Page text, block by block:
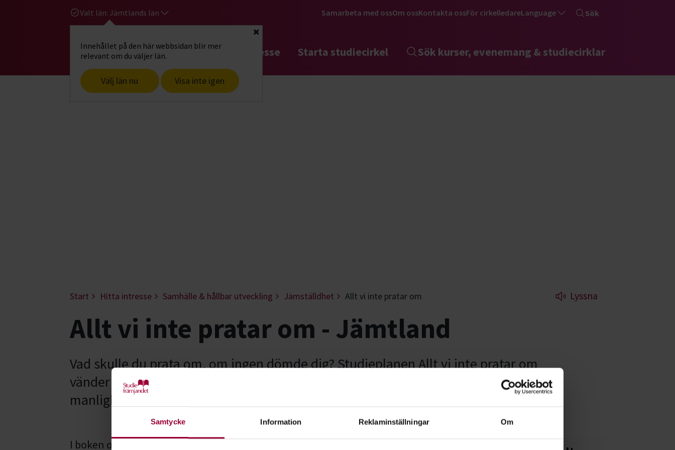
Samtycke Information Reklaminställningar Om
Valt län: Jämtlands län
Innehållet på den här webbsidan blir mer
relevant om du väljer län.
Välj län nu Visa inte igen
Stäng
Samarbeta med ossOm ossKontakta ossFör cirkelledareLanguage Sök
Gå till studiefrämjandets startsidaHitta intresse Starta studiecirkel Sök kurser, evenemang & studiecirklar
Start Hitta intresse Samhälle & hållbar utveckling Jämställdhet Allt vi inte pratar om Lyssna
Allt vi inte pratar om - Jämtland
Vad skulle du prata om, om ingen dömde dig? Studieplanen Allt vi inte pratar om
vänder sig till män som vill diskutera mansrollen. Både den egna och hur vår syn på
manlighet påverkar samhället.
I boken och podden Allt vi inte pratar om samtalar kända och okända män